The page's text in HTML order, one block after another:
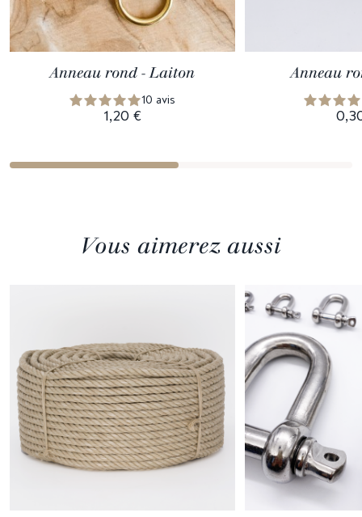
Anneau rond - Laiton
10 avis
1,20 €
Anneau
Vous aimerez aussi